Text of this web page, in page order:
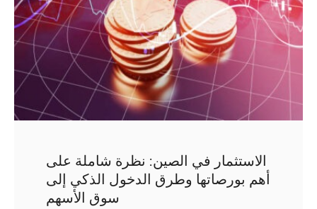
الاستثمار في الصين: نظرة شاملة على
أهم بورصاتها وطرق الدخول الذكي إلى
سوق الأسهم